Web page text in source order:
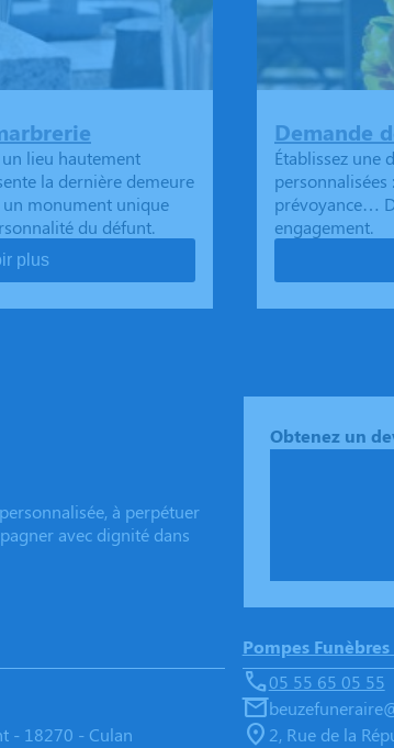
lieu hautement
la dernière demeure
monument unique
du défunt.
plus
Demande
Établissez une
prévoyance…
engagement.
à perpétuer
avec dignité dans
Obtenez un
- 18270 - Culan
Pompes Funèbres
05 55 65 05 55
2, Rue de la